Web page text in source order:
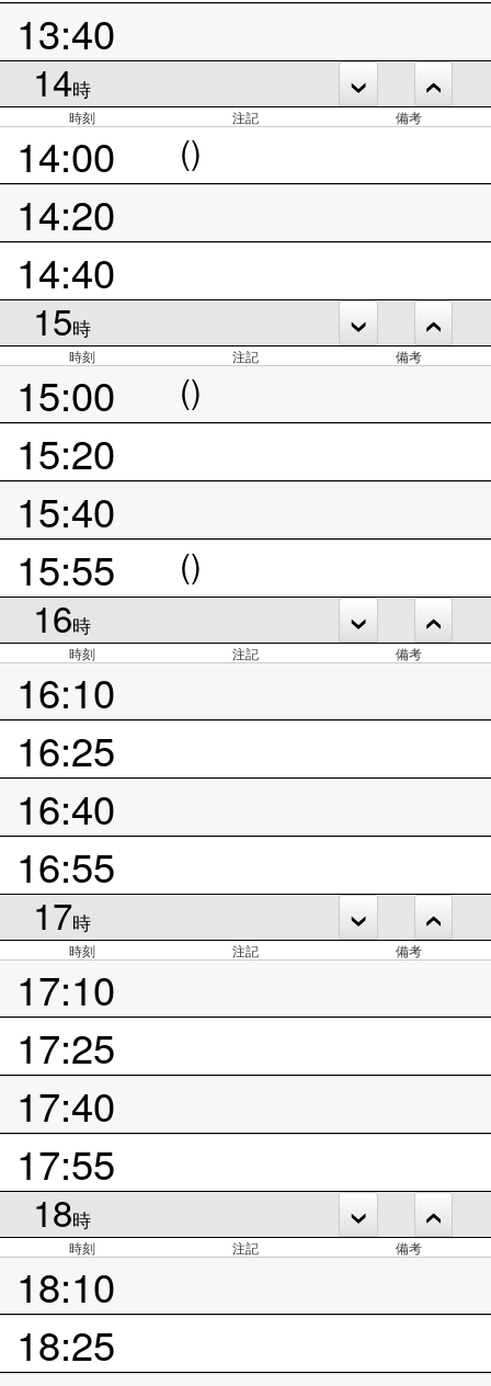
13:40
14時
時刻 注記 備考
14:00 ()
14:20
14:40
15時
時刻 注記 備考
15:00 ()
15:20
15:40
15:55
()
16時
時刻 注記 備考
16:10
16:25
16:40
16:55
17時
時刻 注記 備考
17:10
17:25
17:40
17:55
18時
時刻 注記 備考
18:10
18:25